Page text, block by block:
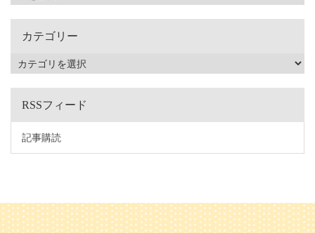
カテゴリー
RSSフィード
記事購読